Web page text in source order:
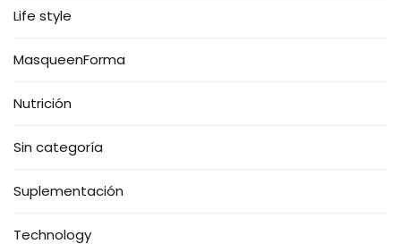
Life style
MasqueenForma
Nutrición
Sin categoría
Suplementación
Technology